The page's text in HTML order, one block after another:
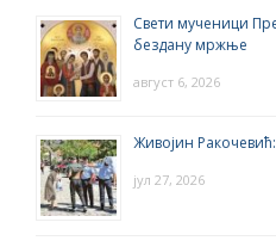
Свети мученици
бездану мржње
август 6, 2026
Живојин
јул 27, 2026